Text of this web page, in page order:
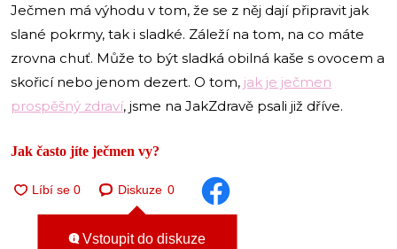
Ječmen má výhodu v tom, že se z něj dají připravit jak
slané pokrmy, tak i sladké. Záleží na tom, na co máte
zrovna chuť. Může to být sladká obilná kaše s ovocem a
skořicí nebo jenom dezert. O tom, jak je ječmen
prospěšný zdraví, jsme na JakZdravě psali již dříve.
Jak často jíte ječmen vy?
Diskuze 0
Vstoupit do diskuze